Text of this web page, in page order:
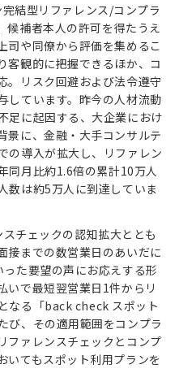
結型リファレンス/コンプラ
候補者本人の許可を得たうえ
司や同僚から評価を集めるこ
客観的に把握できるほか、コ
。リスク回避および法令遵守
しています。昨今の人材流動
足に起因する、大企業におけ
景に、金融・大手コンサルテ
の導入が拡大し、リファレン
同月比約1.6倍の累計10万人
数は約5万人に到達していま
チェックの認知拡大ととも
接までの数営業日のあいだに
た要望の声にお応えする形
いで最短翌営業日1件からリ
なる「back check スポット
び、その適用範囲をコンプラ
ファレンスチェックとコンプ
いてもスポット利用プランを